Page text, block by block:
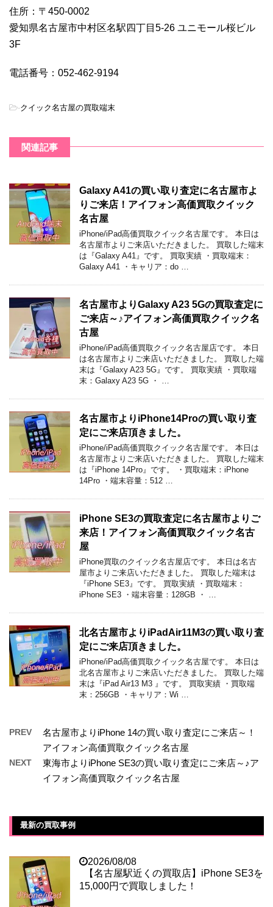
住所：〒450-0002
愛知県名古屋市中村区名駅四丁目5-26 ユニモール桜ビル
3F
電話番号：052-462-9194
-クイック名古屋の買取端末
関連記事
Galaxy A41の買い取り査定に名古屋市よ
りご来店！アイフォン高価買取クイック
名古屋
iPhone/iPad高価買取クイック名古屋です。 本日は
名古屋市よりご来店いただきました。 買取した端末
は『Galaxy A41』です。 買取実績 ・買取端末：
Galaxy A41 ・キャリア：do …
名古屋市よりGalaxy A23 5Gの買取査定に
ご来店～♪アイフォン高価買取クイック名
古屋
iPhone/iPad高価買取クイック名古屋店です。 本日
は名古屋市よりご来店いただきました。 買取した端
末は『Galaxy A23 5G』です。 買取実績 ・買取端
末：Galaxy A23 5G ・ …
名古屋市よりiPhone14Proの買い取り査
定にご来店頂きました。
iPhone/iPad高価買取クイック名古屋です。 本日は
名古屋市よりご来店いただきました。 買取した端末
は『iPhone 14Pro』です。 ・買取端末：iPhone
14Pro ・端末容量：512 …
iPhone SE3の買取査定に名古屋市よりご
来店！アイフォン高価買取クイック名古
屋
iPhone買取のクイック名古屋店です。 本日は名古
屋市よりご来店いただきました。 買取した端末は
『iPhone SE3』です。 買取実績 ・買取端末：
iPhone SE3 ・端末容量：128GB ・ …
北名古屋市よりiPadAir11M3の買い取り査
定にご来店頂きました。
iPhone/iPad高価買取クイック名古屋です。 本日は
北名古屋市よりご来店いただきました。 買取した端
末は『iPad Air13 M3 』です。 買取実績 ・買取端
末：256GB ・キャリア：Wi …
PREV
名古屋市よりiPhone 14の買い取り査定にご来店～！
アイフォン高価買取クイック名古屋
NEXT
東海市よりiPhone SE3の買い取り査定にご来店～♪ア
イフォン高価買取クイック名古屋
最新の買取事例
2026/08/08
【名古屋駅近くの買取店】iPhone SE3を
15,000円で買取しました！